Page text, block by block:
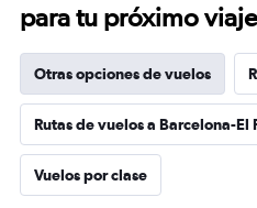
para tu próximo viaje
Otras opciones de vuelos
Rutas de vuelos a Barcelona-El
Vuelos por clase